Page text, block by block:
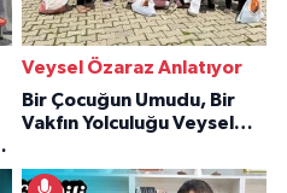
Veysel Özaraz Anlatıyor
Bir Çocuğun Umudu, Bir
Vakfın Yolculuğu Veysel